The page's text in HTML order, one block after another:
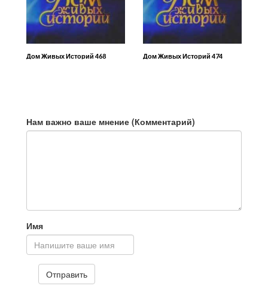
Дом Живых Историй 468 Дом Живых Историй 474
Нам важно ваше мнение (Комментарий)
Имя